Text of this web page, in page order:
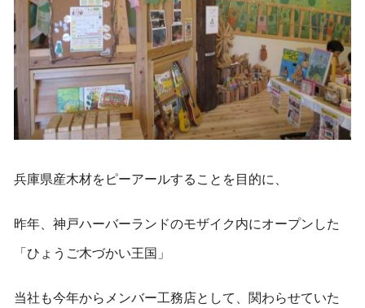
兵庫県産木材をピーアールすることを目的に、
昨年、神戸ハーバーランドのモザイク内にオープンした
「ひょうご木づかい王国」
当社も今年からメンバー工務店として、関わらせていた